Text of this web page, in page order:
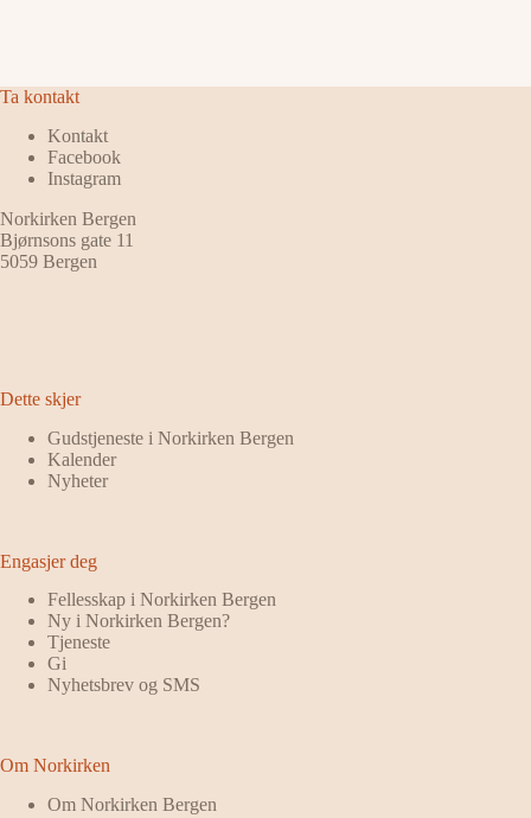
Ta kontakt
Kontakt
Facebook
Instagram
Norkirken Bergen
Bjørnsons gate 11
5059 Bergen
Dette skjer
Gudstjeneste i Norkirken Bergen
Kalender
Nyheter
Engasjer deg
Fellesskap i Norkirken Bergen
Ny i Norkirken Bergen?
Tjeneste
Gi
Nyhetsbrev og SMS
Om Norkirken
Om Norkirken Bergen